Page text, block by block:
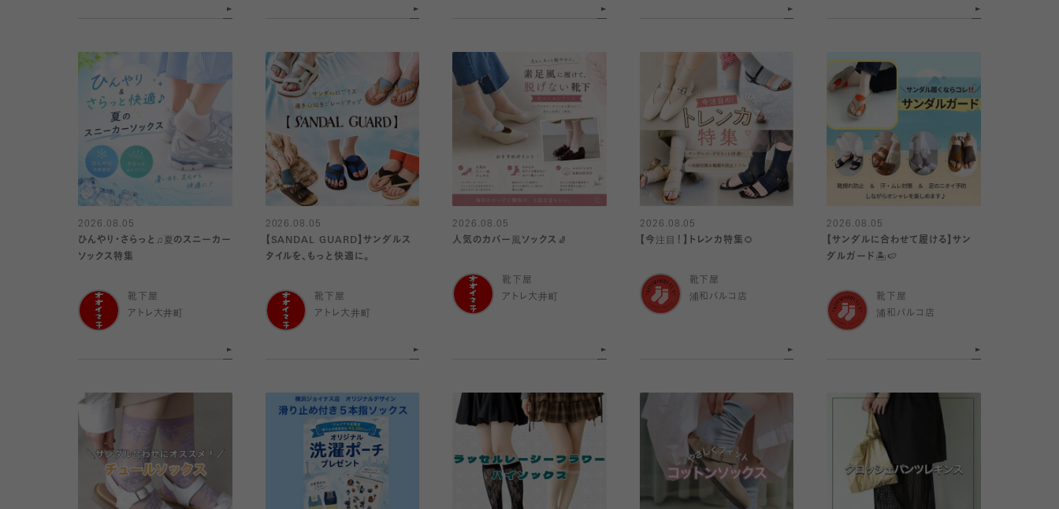
2026.08.05
ひんやり・さらっと♫夏のスニーカー
ソックス特集
靴下屋
アトレ大井町
2026.08.05
【SANDAL GUARD】サンダルス
タイルを、もっと快適に。
靴下屋
アトレ大井町
2026.08.05
人気のカバー風ソックス🧦
靴下屋
アトレ大井町
2026.08.05
【今注目！】トレンカ特集🌻
靴下屋
浦和パルコ店
2026.08.05
【サンダルに合わせて履ける】サン
ダルガード🏝️🍉
靴下屋
浦和パルコ店